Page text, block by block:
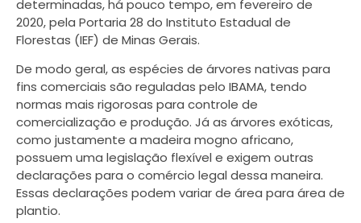
determinadas, há pouco tempo, em fevereiro de
2020, pela Portaria 28 do Instituto Estadual de
Florestas (IEF) de Minas Gerais.
De modo geral, as espécies de árvores nativas para
fins comerciais são reguladas pelo IBAMA, tendo
normas mais rigorosas para controle de
comercialização e produção. Já as árvores exóticas,
como justamente a madeira mogno africano,
possuem uma legislação flexível e exigem outras
declarações para o comércio legal dessa maneira.
Essas declarações podem variar de área para área de
plantio.